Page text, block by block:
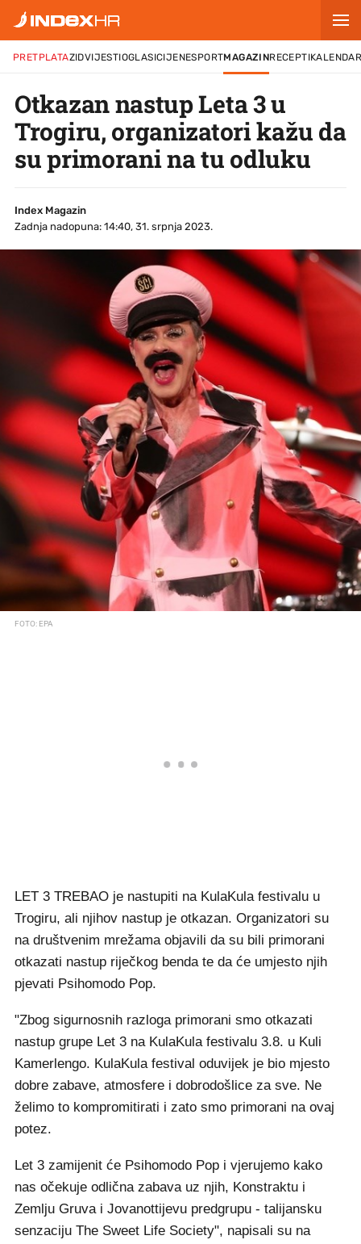
PRETPLATAZIDVIJESTIOGLASICIJENESPORTMAGAZINRECEPTI
Otkazan nastup Leta 3 u
Trogiru, organizatori kažu da
su primorani na tu odluku
Index Magazin
Zadnja nadopuna: 14:40, 31. srpnja 2023.
FOTO: EPA
LET 3 TREBAO je nastupiti na KulaKula festivalu u
Trogiru, ali njihov nastup je otkazan. Organizatori su
na društvenim mrežama objavili da su bili primorani
otkazati nastup riječkog benda te da će umjesto njih
pjevati Psihomodo Pop.
"Zbog sigurnosnih razloga primorani smo otkazati
nastup grupe Let 3 na KulaKula festivalu 3.8. u Kuli
Kamerlengo. KulaKula festival oduvijek je bio mjesto
dobre zabave, atmosfere i dobrodošlice za sve. Ne
želimo to kompromitirati i zato smo primorani na ovaj
potez.
Let 3 zamijenit će Psihomodo Pop i vjerujemo kako
nas očekuje odlična zabava uz njih, Konstraktu i
Zemlju Gruva i Jovanottijevu predgrupu - talijansku
senzaciju The Sweet Life Society", napisali su na